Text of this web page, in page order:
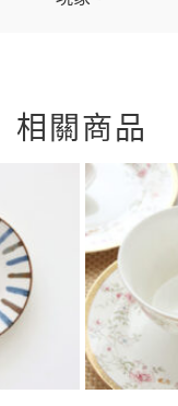
相關商品